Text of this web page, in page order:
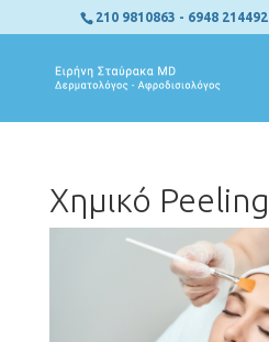
210 9810863 - 6948 214492
Χημικό Peeling